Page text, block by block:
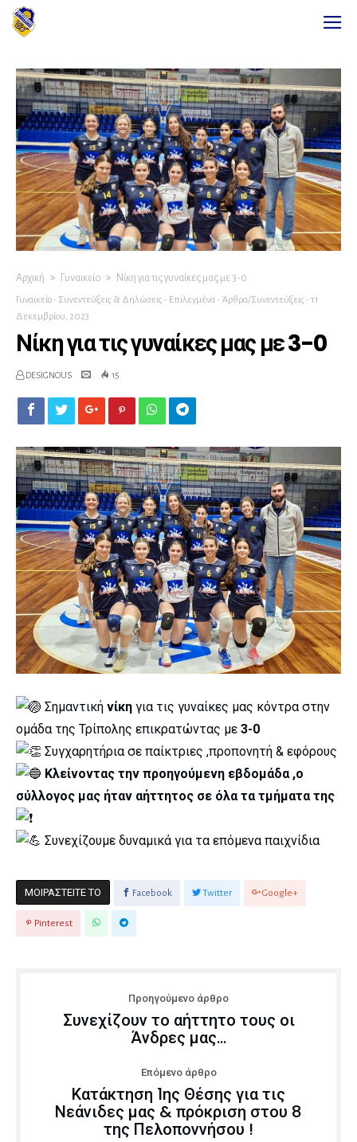
Αρχική Γυναικείο Νίκη για τις γυναίκες μας με 3-0
Γυναικείο - Συνεντεύξεις & Δηλώσεις - Επιλεγμένα - Άρθρα/Συνεντεύξεις -11
Δεκεμβρίου, 2023
Νίκη για τις γυναίκες μας με 3-0
DESIGNOUS 15
Σημαντική νίκη για τις γυναίκες μας κόντρα στην
ομάδα της Τρίπολης επικρατώντας με 3-0
Συγχαρητήρια σε παίκτριες ,προπονητή & εφόρους
Κλείνοντας την προηγούμενη εβδομάδα ,ο
σύλλογος μας ήταν αήττητος σε όλα τα τμήματα της
Συνεχίζουμε δυναμικά για τα επόμενα παιχνίδια
ΜΟΙΡΑΣΤΕΊΤΕ ΤΟ Facebook Twitter Google+
Pinterest
Προηγούμενο άρθρο
Συνεχίζουν το αήττητο τους οι
Άνδρες μας…
Επόμενο άρθρο
Κατάκτηση 1ης Θέσης για τις
Νεάνιδες μας & πρόκριση στου 8
της Πελοποννήσου !